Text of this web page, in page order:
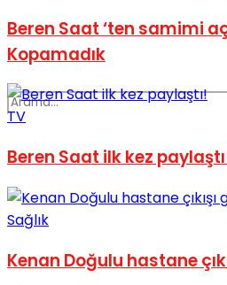
No Result
Beren Saat ‘ten samimi
Kopamadık
TV
Beren Saat ilk kez
Sağlık
Kenan Doğulu hastane